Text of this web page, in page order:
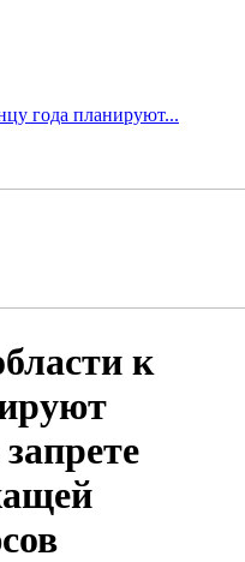
года планируют...
к